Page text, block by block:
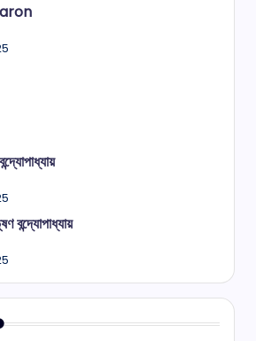
বন্দ্যোপাধ্যায়